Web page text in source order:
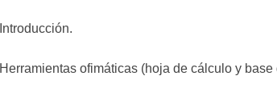
Introducción.
Herramientas ofimáticas (hoja de cálculo y base